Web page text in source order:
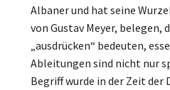
Albaner und hat seine
von Gustav Meyer, belegen,
„ausdrücken“ bedeuten,
Ableitungen sind nicht nur
Begriff wurde in der Zeit der